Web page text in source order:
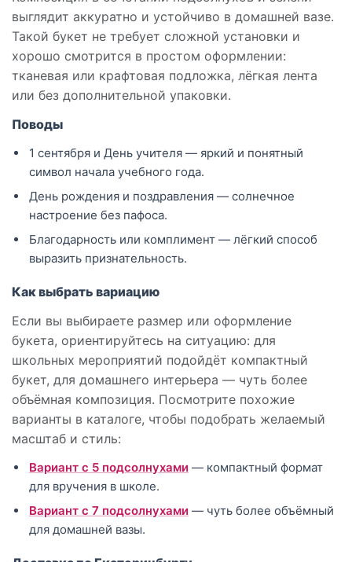
выглядит аккуратно и устойчиво в домашней вазе.
Такой букет не требует сложной установки и
хорошо смотрится в простом оформлении:
тканевая или крафтовая подложка, лёгкая лента
или без дополнительной упаковки.
Поводы
1 сентября и День учителя — яркий и понятный
символ начала учебного года.
День рождения и поздравления — солнечное
настроение без пафоса.
Благодарность или комплимент — лёгкий способ
выразить признательность.
Как выбрать вариацию
Если вы выбираете размер или оформлениe
букета, ориентируйтесь на ситуацию: для
школьных мероприятий подойдёт компактный
букет, для домашнего интерьера — чуть более
объёмная композиция. Посмотрите похожие
варианты в каталоге, чтобы подобрать желаемый
масштаб и стиль:
Вариант с 5 подсолнухами — компактный формат
для вручения в школе.
Вариант с 7 подсолнухами — чуть более объёмный
для домашней вазы.